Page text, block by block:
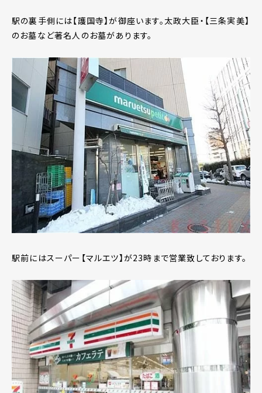
駅の裏手側には【護国寺】が御座います。太政大臣・【三条実美】
のお墓など著名人のお墓があります。
駅前にはスーパー【マルエツ】が23時まで営業致しております。